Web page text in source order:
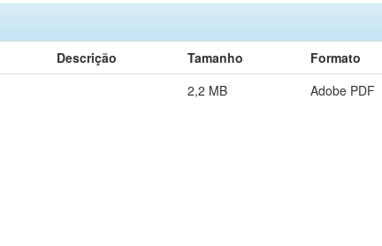
Descrição Tamanho
Formato
2,2 MB Adobe PDF